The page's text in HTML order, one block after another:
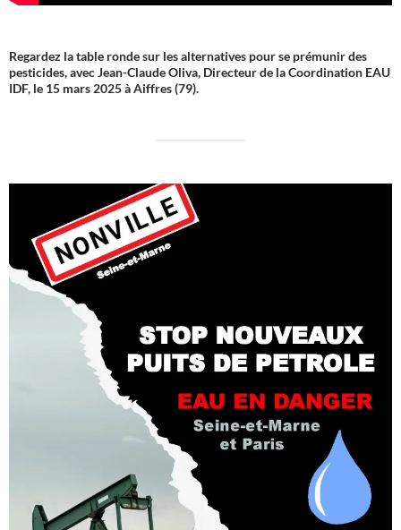
Regardez la table ronde sur les alternatives pour se prémunir des
pesticides, avec Jean-Claude Oliva, Directeur de la Coordination EAU
IDF, le 15 mars 2025 à Aiffres (79).